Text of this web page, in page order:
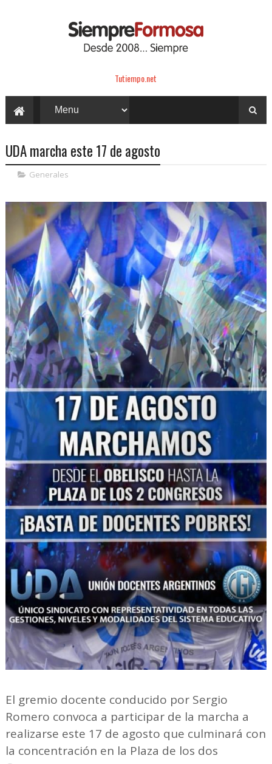
Tutiempo.net
UDA marcha este 17 de agosto
Generales
El gremio docente conducido por Sergio
Romero convoca a participar de la marcha a
realizarse este 17 de agosto que culminará con
la concentración en la Plaza de los dos